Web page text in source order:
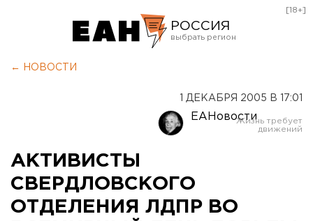
РОССИЯ
Оренбург
[18+]
← НОВОСТИ
1 ДЕКАБРЯ 2005 В 17:01
ЕАНовости
АКТИВИСТЫ
СВЕРДЛОВСКОГО
ОТДЕЛЕНИЯ ЛДПР ВО